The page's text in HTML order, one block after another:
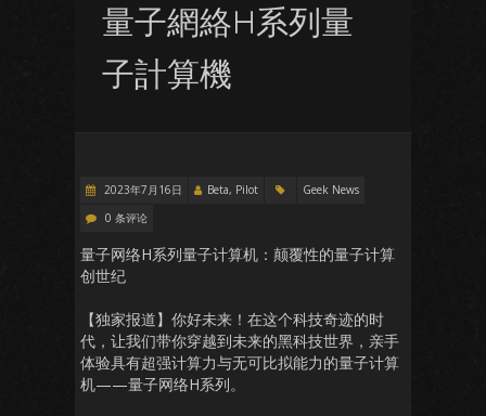
量子網絡H系列量
子計算機
2023年7月16日 Beta, Pilot
Geek News
0 条评论
量子网络H系列量子计算机：颠覆性的量子计算
创世纪
【独家报道】你好未来！在这个科技奇迹的时
代，让我们带你穿越到未来的黑科技世界，亲手
体验具有超强计算力与无可比拟能力的量子计算
机——量子网络H系列。